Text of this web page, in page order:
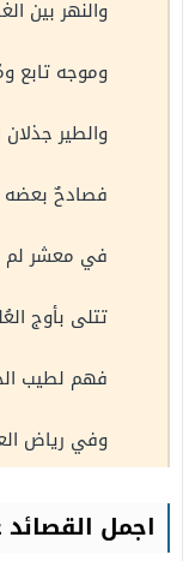
والنهر بين
وموجه تابع
والطير
فصادحٌ بعضه
في معشر لم
تتلى بأوج
فهم لطيب
وفي رياض
اجمل القصائد